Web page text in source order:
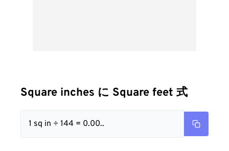
Square inches に Square feet 式
1 sq in ÷ 144 = 0.00..